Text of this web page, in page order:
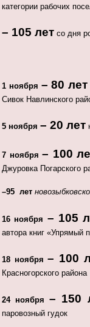
категории рабочих
– 105 лет со дня
1 ноября – 80 лет
Сивок Навлинского
5 ноября – 20 лет
7 ноября – 100
Джуровка Погарского
–95 лет
16 ноября – 105
автора книг «Упрямый
18 ноября– 100
Красногорского района
24 ноября– 150
паровозный гудок